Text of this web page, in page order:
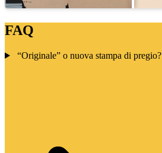
FAQ
“Originale” o nuova stampa di pregio?